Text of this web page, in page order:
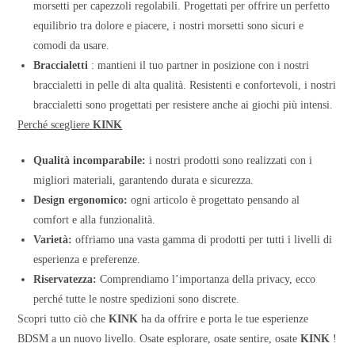
morsetti per capezzoli regolabili. Progettati per offrire un perfetto
equilibrio tra dolore e piacere, i nostri morsetti sono sicuri e
comodi da usare.
Braccialetti : mantieni il tuo partner in posizione con i nostri
braccialetti in pelle di alta qualità. Resistenti e confortevoli, i nostri
braccialetti sono progettati per resistere anche ai giochi più intensi.
Perché scegliereKINK
Qualità incomparabile: i nostri prodotti sono realizzati con i
migliori materiali, garantendo durata e sicurezza.
Design ergonomico: ogni articolo è progettato pensando al
comfort e alla funzionalità.
Varietà: offriamo una vasta gamma di prodotti per tutti i livelli di
esperienza e preferenze.
Riservatezza: Comprendiamo l’importanza della privacy, ecco
perché tutte le nostre spedizioni sono discrete.
Scopri tutto ciò cheKINK ha da offrire e porta le tue esperienze
BDSM a un nuovo livello. Osate esplorare, osate sentire, osateKINK !